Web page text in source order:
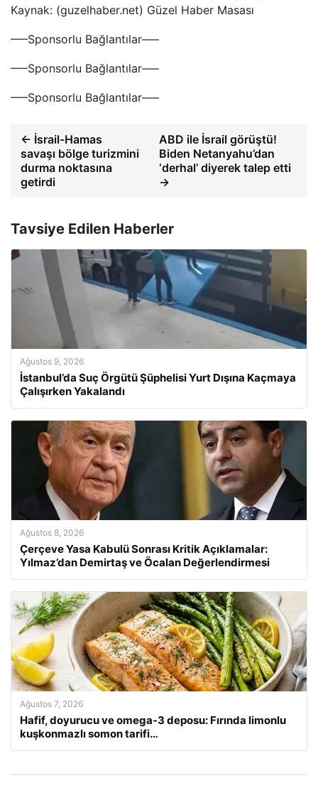
Kaynak: (guzelhaber.net) Güzel Haber Masası
—–Sponsorlu Bağlantılar—–
—–Sponsorlu Bağlantılar—–
—–Sponsorlu Bağlantılar—–
← İsrail-Hamas
savaşı bölge turizmini
durma noktasına
getirdi
ABD ile İsrail görüştü!
Biden Netanyahu’dan
‘derhal’ diyerek talep etti
→
Tavsiye Edilen Haberler
Ağustos 9, 2026
İstanbul’da Suç Örgütü Şüphelisi Yurt Dışına Kaçmaya
Çalışırken Yakalandı
Ağustos 8, 2026
Çerçeve Yasa Kabulü Sonrası Kritik Açıklamalar:
Yılmaz’dan Demirtaş ve Öcalan Değerlendirmesi
Ağustos 7, 2026
Hafif, doyurucu ve omega-3 deposu: Fırında limonlu
kuşkonmazlı somon tarifi…